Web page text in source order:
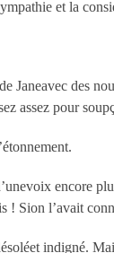
et la
Janeavec des
assez pour
encore
! Sion l’avait
indigné.